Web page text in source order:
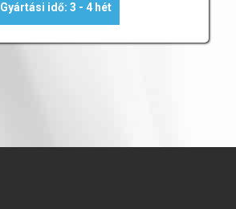
Gyártási idő: 3 - 4 hét